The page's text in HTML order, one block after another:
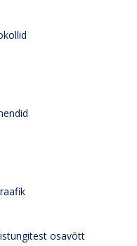
osavõtt